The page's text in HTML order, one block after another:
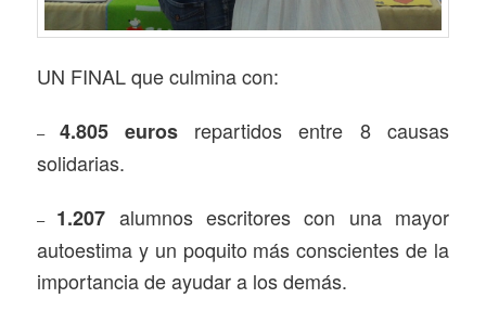
UN FINAL que culmina con:
–4.805 euros repartidos entre 8 causas
solidarias.
– 1.207 alumnos escritores con una mayor
autoestima y un poquito más conscientes de la
importancia de ayudar a los demás.